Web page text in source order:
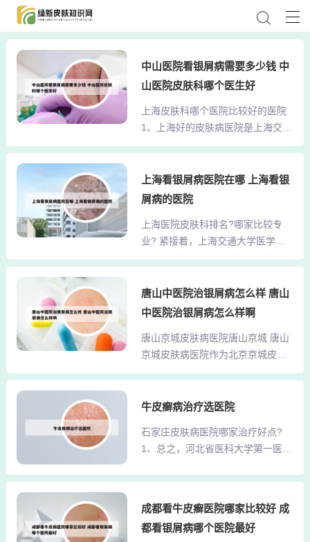
中山医院看银屑病需要多少钱 中
山医院皮肤科哪个医生好
上海皮肤科哪个医院比较好的医院
1、上海好的皮肤病医院是上海交通
大学医学院附属第九人民医院。以
与实力：上海第九人民医院是一所
以口腔、整复外科和骨科为特色的
强的综合实力。2、上海最好的皮肤
科医院是上海交通大学医学院附属
瑞金医院皮肤科。瑞金医院皮肤科
专科医院。其专业的医疗团队、先
进的医疗设备以及多年的临床经
高的声誉。3、推荐复旦大学附属华
山医院皮肤科。华山医院皮...
上海看银屑病医院在哪 上海看银
屑病的医院
上海医院皮肤科排名?哪家比较专
业? 紧接着，上海交通大学医学院
附属瑞金医院皮肤科同样表现出
学术地位和技术水平上均属一流，
由资深专家组成的团队在治疗各种
肤病综合治疗方面展现出了非凡的
能力。上海医院皮肤科排名中，上
海交通大学医学院附属瑞金医院的
学院附属瑞金医院皮肤科介绍： 专
科拥有资深的医疗团队，多数医生
拥有硕士或博士学位，并在皮肤病
的诊疗方面积累了丰富经验。上...
唐山中医院治银屑病怎么样 唐山
中医院治银屑病怎么样啊
唐山京城皮肤病医院唐山京城 唐山
京城皮肤病医院作为北京京城皮肤
病医院在唐山的分支，专注于皮肤
指的皮肤病专科医院。我的一个朋
重。他去了唐山京城医院的皮肤科
进行治疗，据说治疗效果不错，花
现在恢复得不错。据朋友描述，京
城医院的皮肤科医生经验丰富，治
牛皮癣病治疗选医院
石家庄皮肤病医院哪家治疗好点?
1、总之，河北省医科大学第一医院
疗技术和优质的医疗服务，在石家
位。如果您需要寻求专业的皮肤病
治疗，这家医院无疑是值得信赖的
成都看牛皮癣医院哪家比较好 成
都看银屑病哪个医院最好